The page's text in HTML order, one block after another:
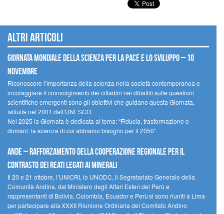
Altri articoli
Giornata mondiale della scienza per la pace e lo sviluppo – 10
novembre
Riconoscere l’importanza della scienza nella società contemporanea e
incoraggiare il coinvolgimento dei cittadini nei dibattiti sulle questioni
scientifiche emergenti sono gli obiettivi che guidano questa Giornata,
istituita nel 2001 dall’UNESCO.
Nel 2025 la Giornata è dedicata al tema: “Fiducia, trasformazione e
domani: la scienza di cui abbiamo bisogno per il 2050”.
Ande – Rafforzamento della cooperazione regionale per il
contrasto dei reati legati ai minerali
Il 20 e 21 ottobre, l’UNICRI, lo UNODC, il Segretariato Generale della
Comunità Andina, dal Ministero degli Affari Esteri del Perù e
rappresentanti di Bolivia, Colombia, Ecuador e Perù si sono riuniti a Lima
per partecipare alla XXXII Riunione Ordinaria del Comitato Andino